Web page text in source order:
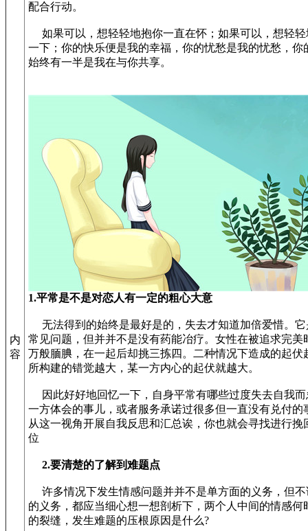
内
容
配合行动。
如果可以，想轻轻地抱你一直在怀；如果可以，想轻轻
一下；你的快乐便是我的幸福，你的忧愁是我的忧愁，你
始终有一半是我在与你共享。
1.平常是不是对恋人有一定的粗心大意
无法得到的始终是最好是的，失去才知道加倍爱惜。它
常见问题，但并并不是没有药能冶疗。女性在被追求完美
万般腼腆，在一起后却挑三拣四。二种情况下造成的起伏
所构建的错觉越大，某一方内心的起伏就越大。
因此好好地回忆一下，自身平常有哪些过度失去自我而
一方体会的事儿，或者服务承诺过很多但一直没有兑付的
从这一视角开展自我反思和汇总诶，你也就会寻找进行挽
位
2.要清楚的了解到难题点
许多情况下发生情感问题并并不是单方面的义务，但不
的义务，都应当细心想一想剖析下，两个人中间的情感何
的裂缝，发生难题的压根原因是什么?